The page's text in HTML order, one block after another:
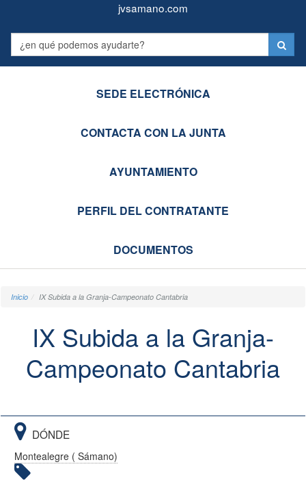
Vecinales
de
Urdiales
jvsamano.com
Label
SEDE ELECTRÓNICA
CONTACTA CON LA JUNTA
AYUNTAMIENTO
PERFIL DEL CONTRATANTE
DOCUMENTOS
Inicio IX Subida a la Granja-Campeonato Cantabria
IX Subida a la Granja-
Campeonato Cantabria
DÓNDE
Montealegre ( Sámano)